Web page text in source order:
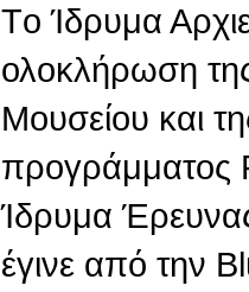
Tο Ίδρυμα
ολοκλήρωση
Μουσείου και
προγράμματος
Ίδρυμα
έγινε από την